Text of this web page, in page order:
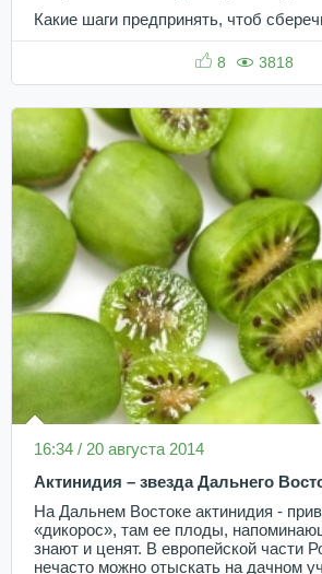
Какие шаги предпринять, чтоб
8 3818
16:34 / 20 августа 2014
Актинидия – звезда Дальнего
На Дальнем Востоке актинидия -
«дикорос», там ее плоды,
знают и ценят. В европейской части
нечасто можно отыскать на дачном